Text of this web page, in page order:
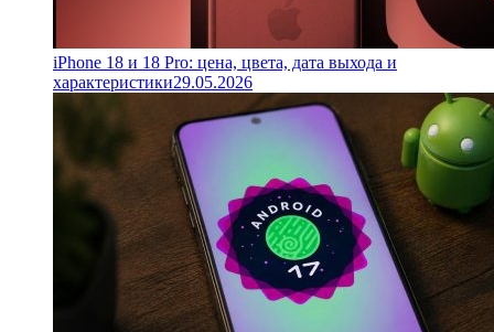
iPhone 18 и 18 Pro: цена, цвета, дата выхода и
характеристики29.05.2026